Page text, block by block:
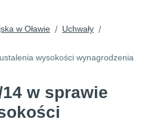
w Oławie / Uchwały /
wysokości wynagrodzenia
14 w sprawie